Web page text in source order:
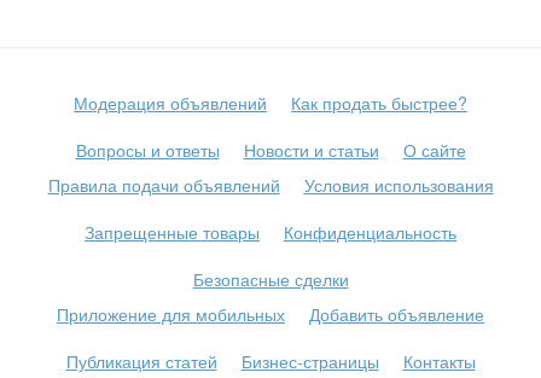
Модерация объявлений
Как продать быстрее?
Вопросы и ответы
Новости и статьи
О сайте
Правила подачи объявлений
Условия использования
Запрещенные товары
Конфиденциальность
Безопасные сделки
Приложение для мобильных
Добавить объявление
Публикация статей
Бизнес-страницы Контакты